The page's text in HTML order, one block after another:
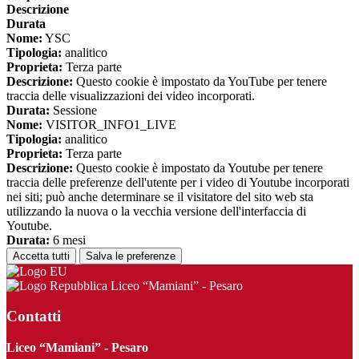
Descrizione
Durata
Nome: YSC
Tipologia: analitico
Proprieta: Terza parte
Descrizione: Questo cookie è impostato da YouTube per tenere
traccia delle visualizzazioni dei video incorporati.
Durata: Sessione
Nome: VISITOR_INFO1_LIVE
Tipologia: analitico
Proprieta: Terza parte
Descrizione: Questo cookie è impostato da Youtube per tenere
traccia delle preferenze dell'utente per i video di Youtube incorporati
nei siti; può anche determinare se il visitatore del sito web sta
utilizzando la nuova o la vecchia versione dell'interfaccia di
Youtube.
Durata: 6 mesi
Accetta tutti Salva le preferenze
Liceo “Mamiani” - Pesaro
Contatti
Liceo “Mamiani” - Pesaro